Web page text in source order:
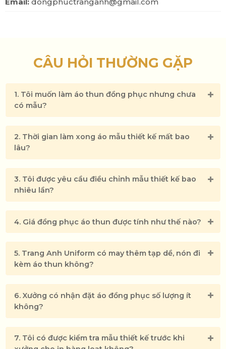
Nón đầu bếp
CÂU HỎI THƯỜNG GẶP
1. Tôi muốn làm áo thun đồng phục nhưng chưa
có mẫu?
2. Thời gian làm xong áo mẫu thiết kế mất bao
lâu?
3. Tôi được yêu cầu điều chỉnh mẫu thiết kế bao
nhiêu lần?
4. Giá đồng phục áo thun được tính như thế nào?
5. Trang Anh Uniform có may thêm tạp dề, nón đi
kèm áo thun không?
6. Xưởng có nhận đặt áo đồng phục số lượng ít
không?
7. Tôi có được kiểm tra mẫu thiết kế trước khi